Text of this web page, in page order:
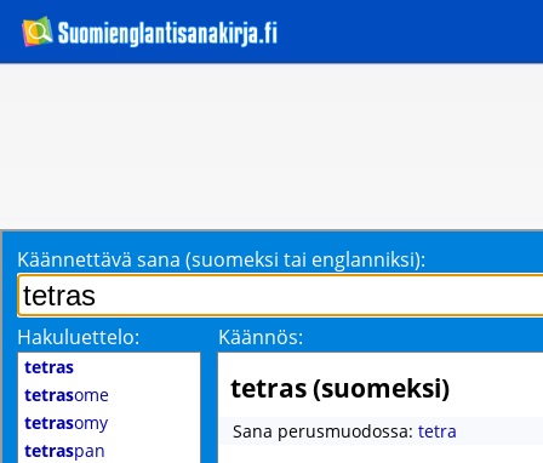
Käännettävä sana (suomeksi tai englanniksi):
Hakuluettelo: Käännös:
tetras
tetrasome
tetrasomy
tetraspan
tetras (suomeksi)
Sana perusmuodossa: tetra